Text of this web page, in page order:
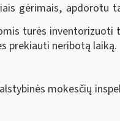
gėrimais, apdorotu
turės
prekiauti neribotą laiką.
mokesčių